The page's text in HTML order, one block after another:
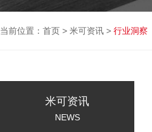
当前位置： 首页 > 米可资讯 > 行业洞察
米可资讯
NEWS